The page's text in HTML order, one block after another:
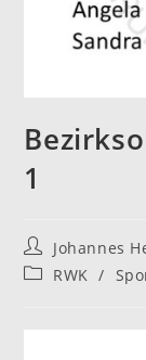
1
Beitrags-
Autor:
Johannes
Beitrags-
RWK /